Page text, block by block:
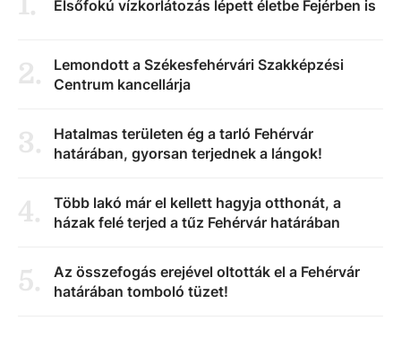
Elsőfokú vízkorlátozás lépett életbe Fejérben is
2.
Lemondott a Székesfehérvári Szakképzési
Centrum kancellárja
3.
Hatalmas területen ég a tarló Fehérvár
határában, gyorsan terjednek a lángok!
4.
Több lakó már el kellett hagyja otthonát, a
házak felé terjed a tűz Fehérvár határában
5.
Az összefogás erejével oltották el a Fehérvár
határában tomboló tüzet!